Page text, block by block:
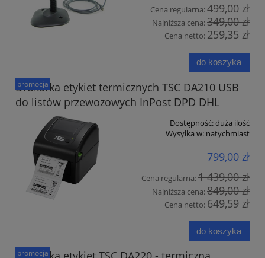
Cena regularna:499,00 zł
Najniższa cena:349,00 zł
Cena netto: 259,35 zł
do koszyka
Drukarka etykiet termicznych TSC DA210 USB
do listów przewozowych InPost DPD DHL
Dostępność:duża ilość
Wysyłka w: natychmiast
799,00 zł
Cena regularna:1 439,00 zł
Najniższa cena:849,00 zł
Cena netto: 649,59 zł
do koszyka
promocja
promocja